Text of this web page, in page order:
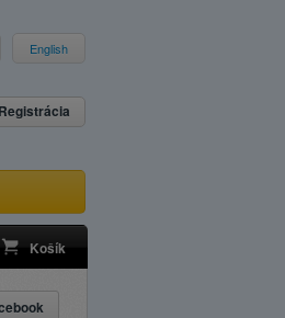
English
Registrácia
Košík